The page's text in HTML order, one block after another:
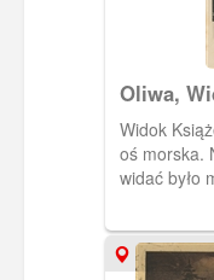
Oliwa,
Widok
oś morska.
widać było